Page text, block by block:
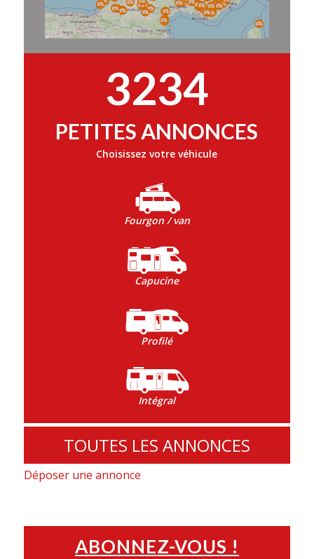
3234
PETITES ANNONCES
Choisissez votre véhicule
Fourgon / van
Capucine
Profilé
Intégral
TOUTES LES ANNONCES
Déposer une annonce
ABONNEZ-VOUS !